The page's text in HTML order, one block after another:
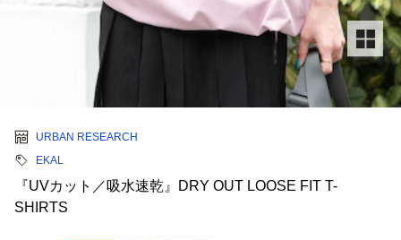
URBAN RESEARCH
EKAL
『UVカット／吸水速乾』DRY OUT LOOSE FIT T-
SHIRTS